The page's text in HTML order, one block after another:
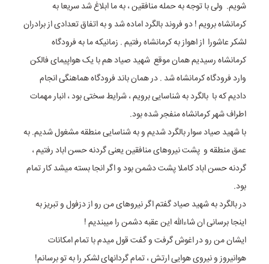
شویم. ولی با توجه به حمله منافقین ، به ما ابلاغ شد سریعا به
کرمانشاه برویم ! دو فروند بالگرد اماده شد و به اتفاق تعدادی از برادران
لشکر عاشورا از اهواز به کرمانشاه رفتیم . زمانیکه ما به فرودگاه
کرمانشاه رسیدیم همان موقع شهید صیاد هم با یک هواپیمای فالکن
وارد فرودگاه کرمانشاه شد . در همان باند فرودگاه هماهنگی انجام
دادیم که با بالگرد به شناسایی برویم ، شرایط سختی بود ، انبار مهمات
اطراف شهر کرمانشاه منفجر شده بود.
با شهید صیاد سوار بالگرد شدیم و به شناسایی منطقه مشغول شدیم. به
عمق منطقه و پشت نیروهای منافقین یعنی گردنه حسن اباد رفتیم ،
گردنه حسن اباد کاملا پشت دشمن بود و اگر انجا بسته میشد کار تمام
بود.
در بالگرد به شهید صیاد گفتم اگر نیروهای من رو از دزفول و تبریز به
اینجا برسانی ان شاءالله این عقبه دشمن را میبندیم !
ایشان من رو در اغوش گرفت و گفت قول میدم با تمام امکانات
هوانیروز و نیروی هوایی ارتش ، تمام گردانهای لشکر را به تو برسانم!